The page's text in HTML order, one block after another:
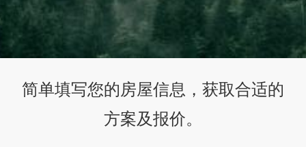
简单填写您的房屋信息，获取合适的
方案及报价。